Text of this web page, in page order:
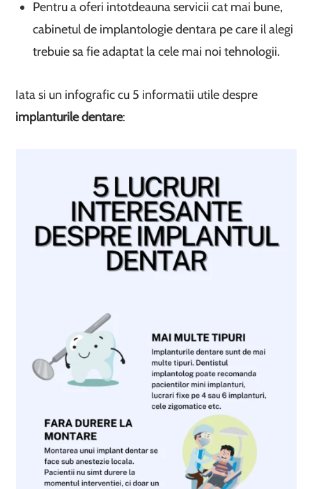
Pentru a oferi intotdeauna servicii cat mai bune,
cabinetul de implantologie dentara pe care il alegi
trebuie sa fie adaptat la cele mai noi tehnologii.
Iata si un infografic cu 5 informatii utile despre
implanturile dentare: